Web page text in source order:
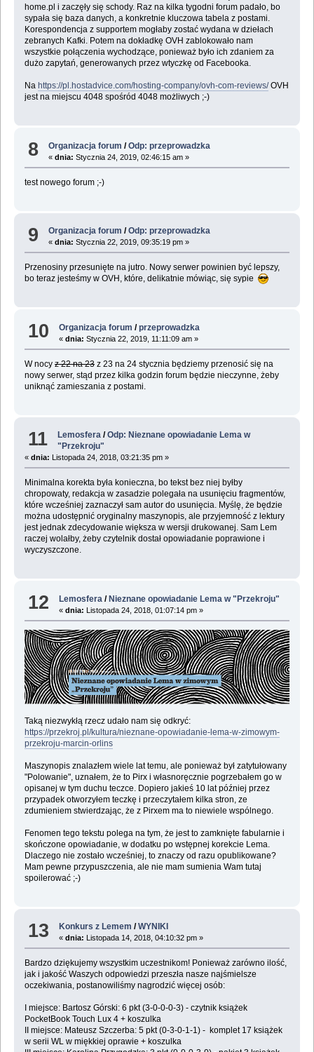
home.pl i zaczęły się schody. Raz na kilka tygodni forum padało, bo
sypała się baza danych, a konkretnie kluczowa tabela z postami.
Korespondencja z supportem mogłaby zostać wydana w dziełach
zebranych Kafki. Potem na dokładkę OVH zablokowało nam
wszystkie połączenia wychodzące, ponieważ było ich zdaniem za
dużo zapytań, generowanych przez wtyczkę od Facebooka.
Na https://pl.hostadvice.com/hosting-company/ovh-com-reviews/OVH
jest na miejscu 4048 spośród 4048 możliwych ;-)
8 Organizacja forum /Odp: przeprowadzka
«dnia: Stycznia 24, 2019, 02:46:15 am »
test nowego forum ;-)
9 Organizacja forum /Odp: przeprowadzka
«dnia: Stycznia 22, 2019, 09:35:19 pm »
Przenosiny przesunięte na jutro. Nowy serwer powinien być lepszy,
bo teraz jesteśmy w OVH, które, delikatnie mówiąc, się sypie
10 Organizacja forum /przeprowadzka
«dnia: Stycznia 22, 2019, 11:11:09 am »
W nocy z 22 na 23z 23 na 24 stycznia będziemy przenosić się na
nowy serwer, stąd przez kilka godzin forum będzie nieczynne, żeby
uniknąć zamieszania z postami.
11 Lemosfera /Odp: Nieznane opowiadanie Lema w
"Przekroju"
« dnia: Listopada 24, 2018, 03:21:35 pm »
Minimalna korekta była konieczna, bo tekst bez niej byłby
chropowaty, redakcja w zasadzie polegała na usunięciu fragmentów,
które wcześniej zaznaczył sam autor do usunięcia. Myślę, że będzie
można udostępnić oryginalny maszynopis, ale przyjemność z lektury
jest jednak zdecydowanie większa w wersji drukowanej. Sam Lem
raczej wolałby, żeby czytelnik dostał opowiadanie poprawione i
wyczyszczone.
12 Lemosfera /Nieznane opowiadanie Lema w "Przekroju"
«dnia: Listopada 24, 2018, 01:07:14 pm »
Taką niezwykłą rzecz udało nam się odkryć:
https://przekroj.pl/kultura/nieznane-opowiadanie-lema-w-zimowym-
przekroju-marcin-orlins
Maszynopis znalazłem wiele lat temu, ale ponieważ był zatytułowany
"Polowanie", uznałem, że to Pirx i własnoręcznie pogrzebałem go w
opisanej w tym duchu teczce. Dopiero jakieś 10 lat później przez
przypadek otworzyłem teczkę i przeczytałem kilka stron, ze
zdumieniem stwierdzając, że z Pirxem ma to niewiele wspólnego.
Fenomen tego tekstu polega na tym, że jest to zamknięte fabularnie i
skończone opowiadanie, w dodatku po wstępnej korekcie Lema.
Dlaczego nie zostało wcześniej, to znaczy od razu opublikowane?
Mam pewne przypuszczenia, ale nie mam sumienia Wam tutaj
spoilerować ;-)
13 Konkurs z Lemem /WYNIKI
«dnia: Listopada 14, 2018, 04:10:32 pm »
Bardzo dziękujemy wszystkim uczestnikom! Ponieważ zarówno ilość,
jak i jakość Waszych odpowiedzi przeszła nasze najśmielsze
oczekiwania, postanowiliśmy nagrodzić więcej osób:
I miejsce: Bartosz Górski: 6 pkt (3-0-0-0-3) - czytnik książek
PocketBook Touch Lux 4 + koszulka
II miejsce: Mateusz Szczerba: 5 pkt (0-3-0-1-1) - komplet 17 książek
w serii WL w miękkiej oprawie + koszulka